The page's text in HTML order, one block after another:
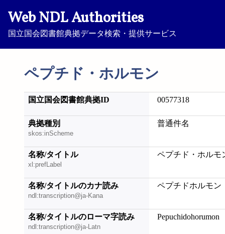
Web NDL Authorities
国立国会図書館典拠データ検索・提供サービス
ペプチド・ホルモン
国立国会図書館典拠ID 00577318
典拠種別
skos:inScheme
普通件名
名称/タイトル
xl:prefLabel
ペプチド・ホルモ
名称/タイトルのカナ読み
ndl:transcription@ja-Kana
ペプチドホルモン
名称/タイトルのローマ字読み
ndl:transcription@ja-Latn
Pepuchidohorumon